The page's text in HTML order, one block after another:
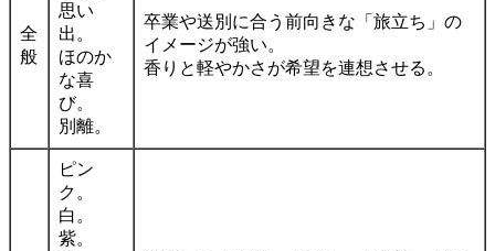
全
般
思い
出。
ほのか
な喜
び。
別離。
卒業や送別に合う前向きな「旅立ち」の
イメージが強い。
香りと軽やかさが希望を連想させる。
ピン
ク。
白。
紫。